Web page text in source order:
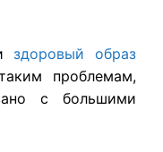
издоровый образ
проблемам,
с большими